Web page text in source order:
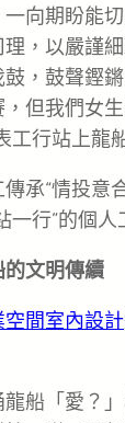
向期盼能
，以嚴謹
，鼓聲鏗
但我們女
工行站上龍
承“情投意
行”的個人
文明傳續
空間室內設計
船「愛？